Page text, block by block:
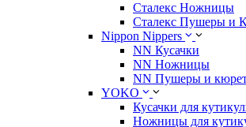
Сталекс Ножницы
Сталекс Пушеры и
Nippon Nippers
NN Кусачки
NN Ножницы
NN Пушеры и
YOKO
Кусачки для
Ножницы для